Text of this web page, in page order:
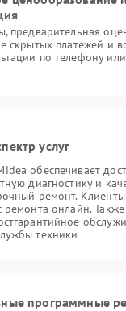
предварительная
скрытых платежей и
по телефону
услуг
обеспечивает
диагностику и
ремонт.
ремонта онлайн. Также
техники
программные